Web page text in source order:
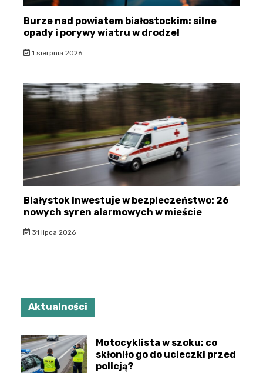
Burze nad powiatem białostockim: silne
opady i porywy wiatru w drodze!
1 sierpnia 2026
Białystok inwestuje w bezpieczeństwo: 26
nowych syren alarmowych w mieście
31 lipca 2026
Aktualności
Motocyklista w szoku: co
skłoniło go do ucieczki przed
policją?